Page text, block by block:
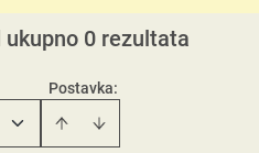
0 rezultata
Postavka: